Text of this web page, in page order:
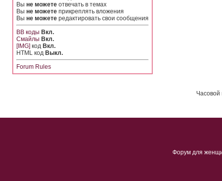
Вы не можете отвечать в темах
Вы не можете прикреплять вложения
Вы не можете редактировать свои сообщения
BB коды Вкл.
Смайлы Вкл.
[IMG] код Вкл.
HTML код Выкл.
Forum Rules
Часовой
Форум для